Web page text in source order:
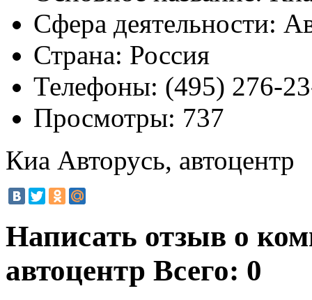
Сфера деятельности:
Страна: Россия
Телефоны: (495) 276-
Просмотры: 737
Киа Авторусь, автоцентр
Написать отзыв о
автоцентр Всего: 0